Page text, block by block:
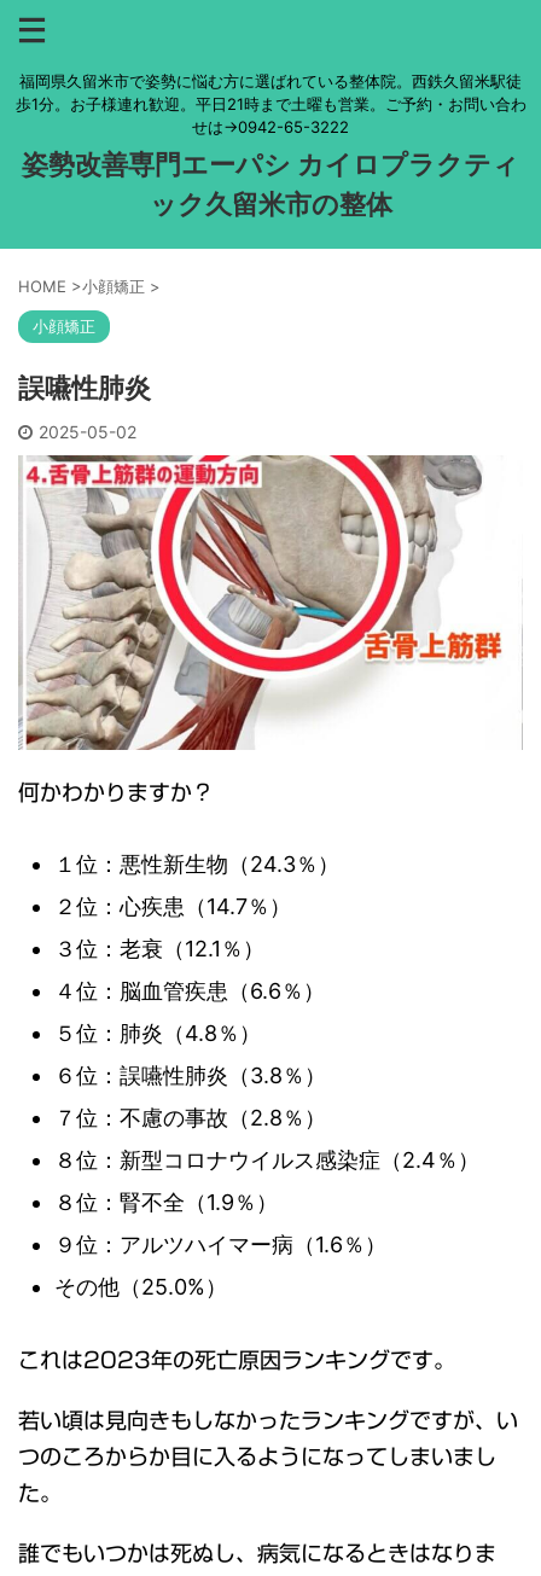
福岡県久留米市で姿勢に悩む方に選ばれている整体院。西鉄久留米駅徒
歩1分。お子様連れ歓迎。平日21時まで土曜も営業。ご予約・お問い合わ
せは→0942-65-3222
姿勢改善専門エーパシ カイロプラクティ
ック久留米市の整体
HOME >小顔矯正 >
小顔矯正
誤嚥性肺炎
2025-05-02
何かわかりますか？
１位：悪性新生物（24.3％）
２位：心疾患（14.7％）
３位：老衰（12.1％）
４位：脳血管疾患（6.6％）
５位：肺炎（4.8％）
６位：誤嚥性肺炎（3.8％）
７位：不慮の事故（2.8％）
８位：新型コロナウイルス感染症（2.4％）
８位：腎不全（1.9％）
９位：アルツハイマー病（1.6％）
その他（25.0%）
これは2023年の死亡原因ランキングです。
若い頃は見向きもしなかったランキングですが、い
つのころからか目に入るようになってしまいまし
た。
誰でもいつかは死ぬし、病気になるときはなりま